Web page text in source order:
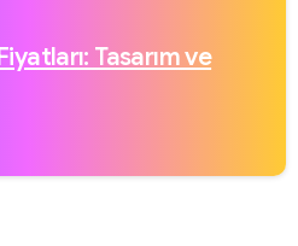
Tasarım ve